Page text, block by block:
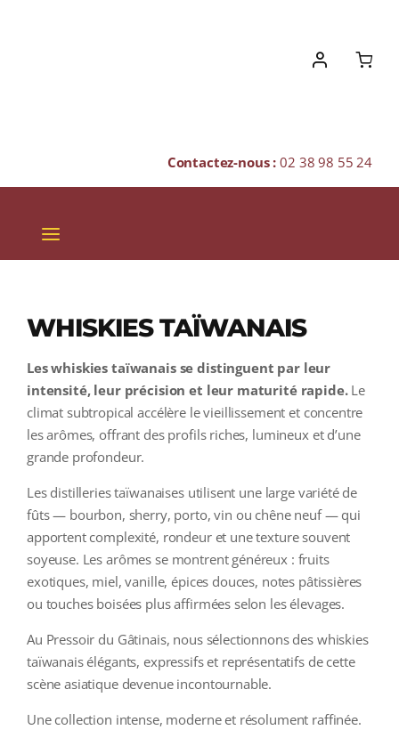
Contactez-nous :02 38 98 55 24
Toggle
Navigation
CHAMPAGNES & BULLES
COLLECTORS
CAFÉS
THÉS & INFUSIONS
IDEES CADEAUX
La cave
Qui sommes-nous ?
WHISKIES TAÏWANAIS
Les whiskies taïwanais se distinguent par leur
intensité, leur précision et leur maturité rapide.Le
climat subtropical accélère le vieillissement et concentre
les arômes, offrant des profils riches, lumineux et d’une
grande profondeur.
Les distilleries taïwanaises utilisent une large variété de
fûts — bourbon, sherry, porto, vin ou chêne neuf — qui
apportent complexité, rondeur et une texture souvent
soyeuse. Les arômes se montrent généreux : fruits
exotiques, miel, vanille, épices douces, notes pâtissières
ou touches boisées plus affirmées selon les élevages.
Au Pressoir du Gâtinais, nous sélectionnons des whiskies
taïwanais élégants, expressifs et représentatifs de cette
scène asiatique devenue incontournable.
Une collection intense, moderne et résolument raffinée.